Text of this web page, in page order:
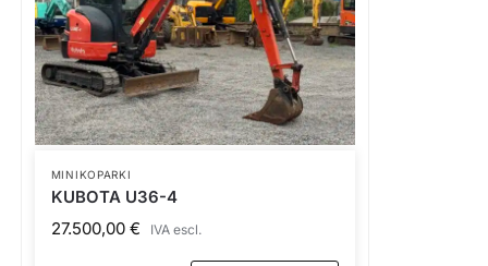
MINIKOPARKI
KUBOTA U36-4
27.500,00 € IVA escl.